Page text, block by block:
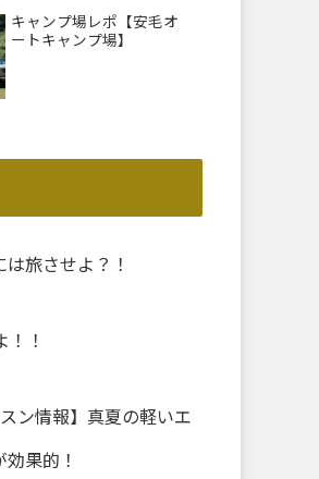
キャンプ場レポ【安毛オ
ートキャンプ場】
旅させよ？！
！！
スン情報】真夏の軽いエ
果的！